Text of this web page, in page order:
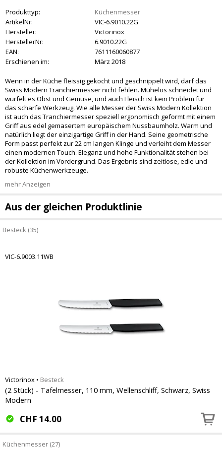
Produkttyp:
Küchenmesser
ArtikelNr:
VIC-6.9010.22G
Hersteller:
Victorinox
HerstellerNr:
6.9010.22G
EAN:
7611160060877
Erschienen im:
März 2018
Wenn in der Küche fleissig gekocht und geschnippelt wird, darf das
Swiss Modern Tranchiermesser nicht fehlen. Mühelos schneidet und
würfelt es Obst und Gemüse, und auch Fleisch ist kein Problem für
das scharfe Werkzeug. Wie alle Messer der Swiss Modern Kollektion
ist auch das Tranchiermesser speziell ergonomisch geformt mit einem
Griff aus edel gemasertem europäischem Nussbaumholz. Warm und
natürlich liegt der einzigartige Griff in der Hand. Seine geometrische
Form passt perfekt zur 22 cm langen Klinge und verleiht dem Messer
einen modernen Touch. Eleganz und hohe Funktionalität stehen bei
der Kollektion im Vordergrund. Das Ergebnis sind zeitlose, edle und
robuste Küchenwerkzeuge.
mehr Anzeigen
Aus der gleichen Produktlinie
Besteck (35)
VIC-6.9003.11WB
Victorinox • Besteck
(2 Stück) - Tafelmesser, 110 mm, Wellenschliff, Schwarz, Swiss
Modern
CHF 14.00
Küchenmesser (27)